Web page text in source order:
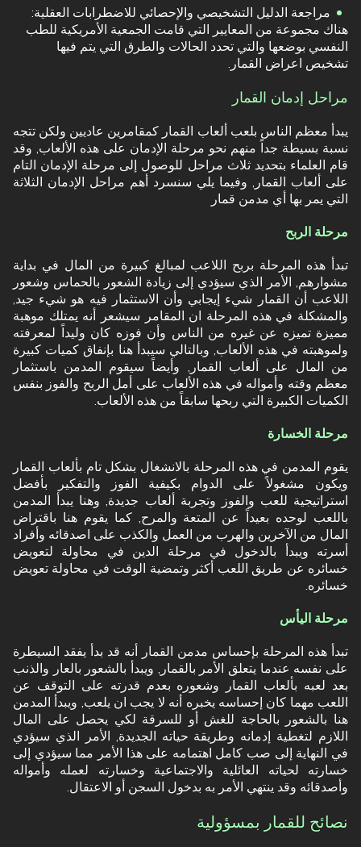
مراجعة الدليل التشخيصي والإحصائي للاضطرابات العقلية:
هناك مجموعة من المعايير التي قامت الجمعية الأمريكية للطب
النفسي بوضعها والتي تحدد الحالات والطرق التي يتم فيها
تشخيص اعراض القمار.
مراحل إدمان القمار
يبدأ معظم الناس بلعب ألعاب القمار كمقامرين عاديين ولكن تتجه
نسبة بسيطة جداً منهم نحو مرحلة الإدمان على هذه الألعاب, وقد
قام العلماء بتحديد ثلاث مراحل للوصول إلى مرحلة الإدمان التام
على ألعاب القمار, وفيما يلي سنسرد أهم مراحل الإدمان الثلاثة
التي يمر بها أي مدمن قمار
مرحلة الربح
تبدأ هذه المرحلة بربح اللاعب لمبالغ كبيرة من المال في بداية
مشوارهم, الأمر الذي سيؤدي إلى زيادة الشعور بالحماس وشعور
اللاعب أن القمار شيء إيجابي وأن الاستثمار فيه هو شيء جيد,
والمشكلة في هذه المرحلة ان المقامر سيشعر أنه يمتلك موهبة
مميزة تميزه عن غيره من الناس وأن فوزه كان وليداً لمعرفته
ولموهبته في هذه الألعاب, وبالتالي سيبدأ هنا بإنفاق كميات كبيرة
من المال على ألعاب القمار, وأيضاً سيقوم المدمن باستثمار
معظم وقته وأمواله في هذه الألعاب على أمل الربح والفوز بنفس
الكميات الكبيرة التي ربحها سابقاً من هذه الألعاب.
مرحلة الخسارة
يقوم المدمن في هذه المرحلة بالانشغال بشكل تام بألعاب القمار
ويكون مشغولاً على الدوام بكيفية الفوز والتفكير بأفضل
استراتيجية للعب والفوز وتجربة ألعاب جديدة, وهنا يبدأ المدمن
باللعب لوحده بعيداً عن المتعة والمرح, كما يقوم هنا باقتراض
المال من الآخرين والهرب من العمل والكذب على اصدقائه وأفراد
أسرته ويبدأ بالدخول في مرحلة الدين في محاولة لتعويض
خسائره عن طريق اللعب أكثر وتمضية الوقت في محاولة تعويض
خسائره.
مرحلة اليأس
تبدأ هذه المرحلة بإحساس مدمن القمار أنه قد بدأ يفقد السيطرة
على نفسه عندما يتعلق الأمر بالقمار, ويبدأ بالشعور بالعار والذنب
بعد لعبه بألعاب القمار وشعوره بعدم قدرته على التوقف عن
اللعب مهما كان إحساسه يخبره أنه لا يجب ان يلعب, ويبدأ المدمن
هنا بالشعور بالحاجة للغش أو للسرقة لكي يحصل على المال
اللازم لتغطية إدمانه وطريقة حياته الجديدة, الأمر الذي سيؤدي
في النهاية إلى صب كامل اهتمامه على هذا الأمر مما سيؤدي إلى
خسارته لحياته العائلية والاجتماعية وخسارته لعمله وأمواله
وأصدقائه وقد ينتهي الأمر به بدخول السجن أو الاعتقال.
نصائح للقمار بمسؤولية